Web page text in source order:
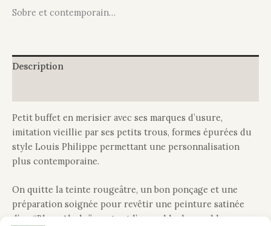
Sobre et contemporain…
Description
Petit buffet en merisier avec ses marques d’usure,
imitation vieillie par ses petits trous, formes épurées du
style Louis Philippe permettant une personnalisation
plus contemporaine.
On quitte la teinte rougeâtre, un bon ponçage et une
préparation soignée pour revêtir une peinture satinée
d’un “Blanc Alaska” sur tout l’ensemble du meuble.